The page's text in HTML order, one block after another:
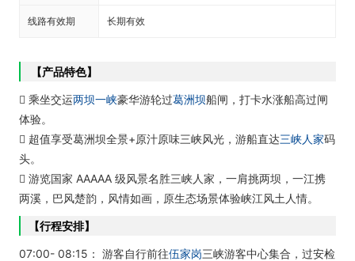
线路有效期 长期有效
【产品特色】
 乘坐交运两坝一峡豪华游轮过葛洲坝船闸，打卡水涨船高过闸
体验。
 超值享受葛洲坝全景+原汁原味三峡风光，游船直达三峡人家码
头。
 游览国家 AAAAA 级风景名胜三峡人家，一肩挑两坝，一江携
两溪，巴风楚韵，风情如画，原生态场景体验峡江风土人情。
【行程安排】
07:00- 08:15： 游客自行前往伍家岗三峡游客中心集合，过安检